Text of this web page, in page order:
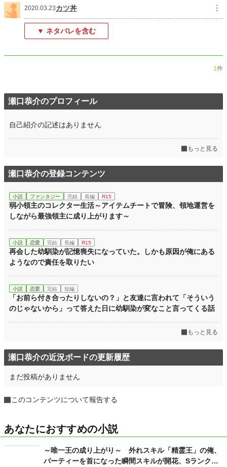
年間ポイント 371 pt (110,512 位)
累計ポイント 66,859 pt (38,074 位)
2020.03.23カツ丼 ︙
▼ ネタバレを含む
1件
瀬口恭介のプロフィール
自己紹介の記述はありません
もっと見る
瀬口恭介の登録コンテンツ
小説 ファンタジー 完結 長編 R15
弱小領主のコレクター生活～アイテムチートで冒険、領地運営を
しながら最強領主に成り上がります～
小説 恋愛 完結 長編 R15
再会した幼馴染が記憶喪失になっていた。しかも原因が俺にある
ようなので責任を取りたい
小説 恋愛 完結 短編
「お前ら付き合ったりしないの？」と友達に言われて「そういう
のじゃないから」って答えた日に幼馴染が変なこと言ってくる話
もっと見る
瀬口恭介の近況ボードの更新履歴
まだ投稿がありません
このコンテンツについて報告する
あなたにおすすめの小説
～唯一王の成り上がり～ 外れスキル「精霊王」の俺、
パーティーを首になった瞬間スキルが開花、Sランク冒